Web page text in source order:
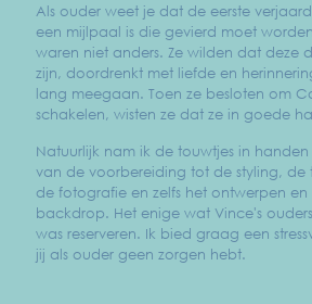
Als ouder weet je dat de eerste
een mijlpaal is die gevierd moet
waren niet anders. Ze wilden dat deze
zijn, doordrenkt met liefde en
lang meegaan. Toen ze besloten om
schakelen, wisten ze dat ze in goede
Natuurlijk nam ik de touwtjes in
van de voorbereiding tot de styling, de
de fotografie en zelfs het ontwerpen
backdrop. Het enige wat Vince's
was reserveren. Ik bied graag een
jij als ouder geen zorgen hebt.